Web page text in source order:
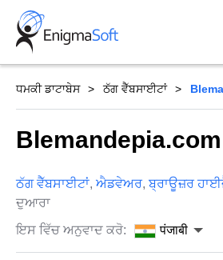
Skip
content
ਧਮਕੀ ਡਾਟਾਬੇਸ ਠੱਗ ਵੈੱਬਸਾਈਟਾਂ
Blemandepia.com
ਠੱਗ ਵੈੱਬਸਾਈਟਾਂ, ਐਡਵੇਅਰ,ਬ੍ਰਾਊਜ਼ਰ
ਦੁਆਰਾ
ਇਸ ਵਿੱਚ ਅਨੁਵਾਦ ਕਰੋ:
पंजाबी